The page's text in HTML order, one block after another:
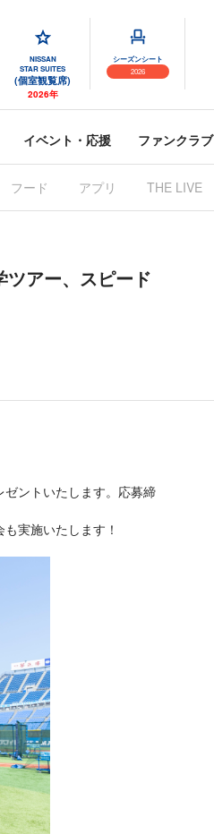
NISSAN
STAR SUITES
(個室観覧席)
2026年
シーズンシート
2026
イベント・応援 ファンクラブ
フード アプリ THE LIVE
アー、スピード
ントいたします。応募締
実施いたします！